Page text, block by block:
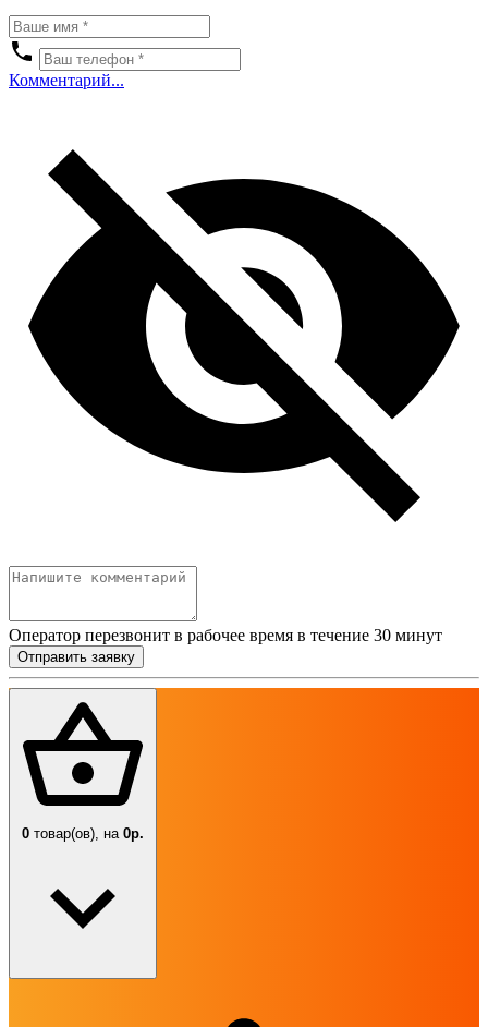
Комментарий...
Оператор перезвонит в рабочее время в течение 30 минут
Отправить заявку
0 товар(ов), на 0р.